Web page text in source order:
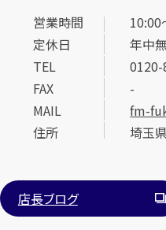
営業時間
10:00
定休日
年中
TEL
FAX
-
MAIL
fm-
住所
埼玉
店長ブログ